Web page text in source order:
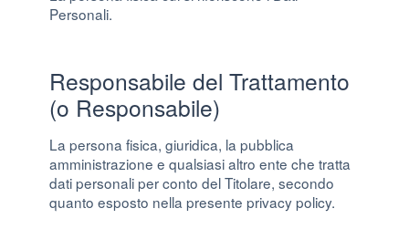
Personali.
Responsabile del Trattamento
(o Responsabile)
La persona fisica, giuridica, la pubblica
amministrazione e qualsiasi altro ente che tratta
dati personali per conto del Titolare, secondo
quanto esposto nella presente privacy policy.